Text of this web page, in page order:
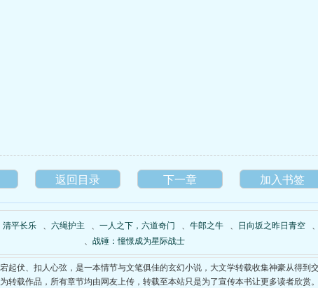
返回目录 下一章 加入书签
清平长乐 六绳护主 一人之下，六道奇门 牛郎之牛 日向坂之昨日青空
战锤：憧憬成为星际战士
起伏、扣人心弦，是一本情节与文笔俱佳的玄幻小说，大文学转载收集神豪从得到
转载作品，所有章节均由网友上传，转载至本站只是为了宣传本书让更多读者欣赏。